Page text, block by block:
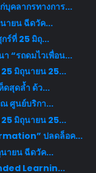
บุคลากรทางการ...
ายน ฉีดวัค...
ร์ที่ 25 มิถุ...
“รถดมไวเพื่อน...
มิถุนายน 25...
ดสุดล้ำ ด้ว...
ศูนย์บริกา...
มิถุนายน 25...
ปลดล็อค...
ายน ฉีดวัค...
Learnin...